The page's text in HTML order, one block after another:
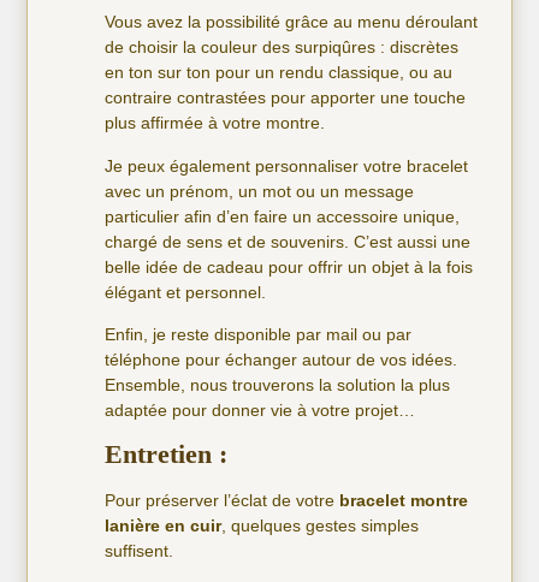
Vous avez la possibilité grâce au menu déroulant
de choisir la couleur des surpiqûres : discrètes
en ton sur ton pour un rendu classique, ou au
contraire contrastées pour apporter une touche
plus affirmée à votre montre.
Je peux également personnaliser votre bracelet
avec un prénom, un mot ou un message
particulier afin d’en faire un accessoire unique,
chargé de sens et de souvenirs. C’est aussi une
belle idée de cadeau pour offrir un objet à la fois
élégant et personnel.
Enfin, je reste disponible par mail ou par
téléphone pour échanger autour de vos idées.
Ensemble, nous trouverons la solution la plus
adaptée pour donner vie à votre projet…
Entretien :
Pour préserver l’éclat de votre bracelet montre
lanière en cuir, quelques gestes simples
suffisent.